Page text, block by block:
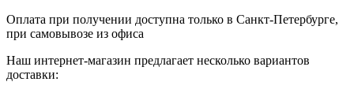
Оплата при получении доступна только в Санкт-Петербурге,
при самовывозе из офиса
Наш интернет-магазин предлагает несколько вариантов
доставки: